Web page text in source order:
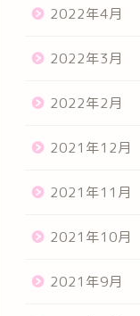
2022年4月
2022年3月
2022年2月
2021年12月
2021年11月
2021年10月
2021年9月